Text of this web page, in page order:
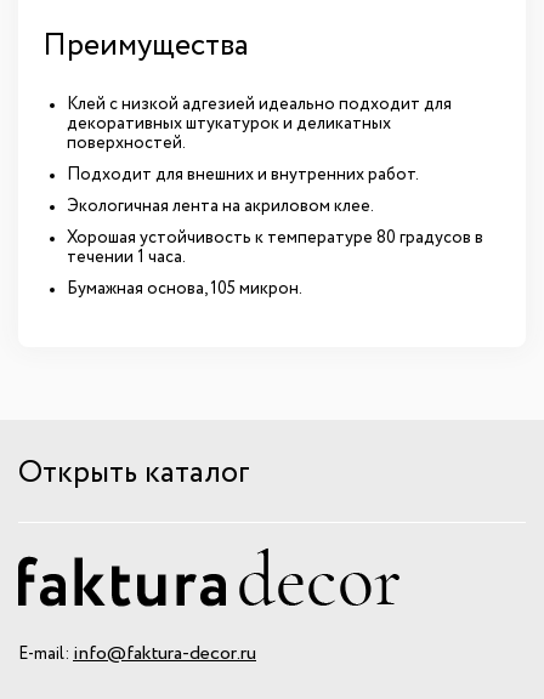
Преимущества
Клей с низкой адгезией идеально подходит для
декоративных штукатурок и деликатных
поверхностей.
Подходит для внешних и внутренних работ.
Экологичная лента на акриловом клее.
Хорошая устойчивость к температуре 80 градусов в
течении 1 часа.
Бумажная основа, 105 микрон.
Открыть каталог
E-mail: info@faktura-decor.ru